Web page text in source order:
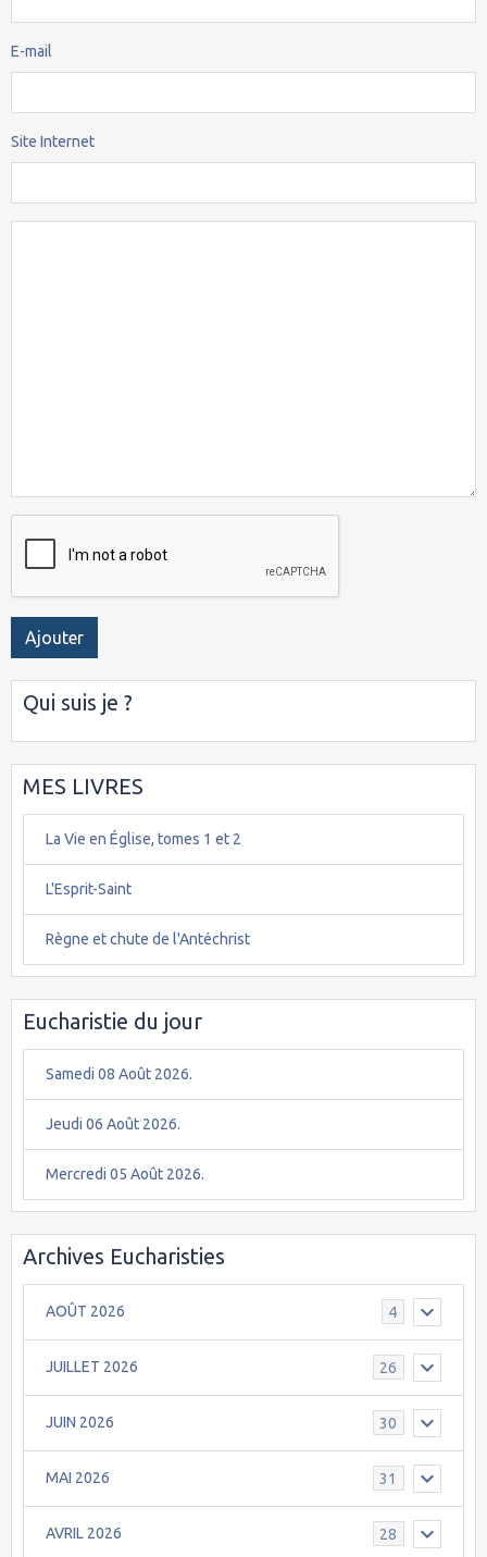
E-mail
Site Internet
Ajouter
Qui suis je ?
MES LIVRES
La Vie en Église, tomes 1 et 2
L'Esprit-Saint
Règne et chute de l'Antéchrist
Eucharistie du jour
Samedi 08 Août 2026.
Jeudi 06 Août 2026.
Mercredi 05 Août 2026.
Archives Eucharisties
AOÛT 2026 4
JUILLET 2026 26
JUIN 2026 30
MAI 2026 31
AVRIL 2026 28